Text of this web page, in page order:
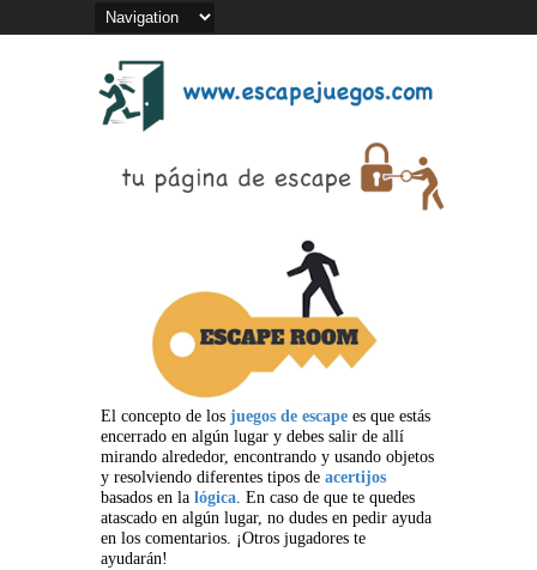
El concepto de los juegos de escape es que estás
encerrado en algún lugar y debes salir de allí
mirando alrededor, encontrando y usando objetos
y resolviendo diferentes tipos de acertijos
basados en la lógica. En caso de que te quedes
atascado en algún lugar, no dudes en pedir ayuda
en los comentarios. ¡Otros jugadores te
ayudarán!